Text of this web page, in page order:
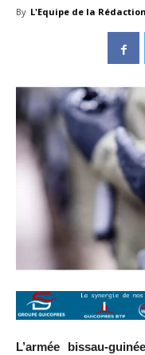
By L'Equipe de la Rédaction
L’armée bissau-